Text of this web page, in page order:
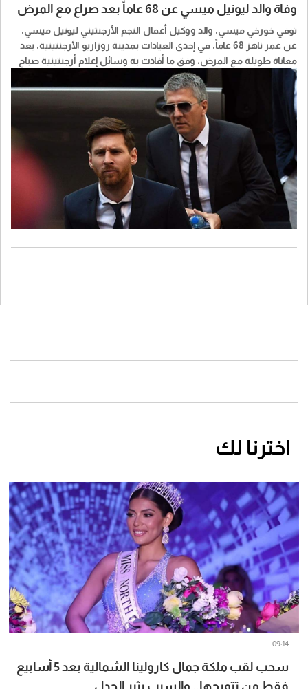
وفاة والد ليونيل ميسي عن 68 عاماً بعد صراع مع المرض
توفي خورخي ميسي، والد ووكيل أعمال النجم الأرجنتيني ليونيل ميسي،
عن عمر ناهز 68 عاماً، في إحدى العيادات بمدينة روزاريو الأرجنتينية، بعد
معاناة طويلة مع المرض، وفق ما أفادت به وسائل إعلام أرجنتينية صباح
السبت 8 أغسطس/آب 2026. وأشارت التقارير إلى أن الوفاة وقعت
مساء الجمعة عند نحو الساعة العاشرة ليلاً.
اخترنا لك
سحب لقب ملكة جمال كارولينا الشمالية بعد 5 أسابيع
فقط من تتويجها.. والسبب يثير الجدل
09:14